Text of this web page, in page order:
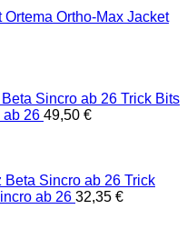
Ortema Ortho-Max Jacket
Trick Bits
ab 26 49,50 €
Trick
ab 26 32,35 €